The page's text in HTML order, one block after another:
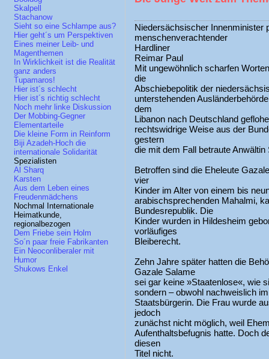
Skalpell
Stachanow
Sieht so eine Schlampe aus?
Hier geht´s um Perspektiven
Eines meiner Leib- und
Magenthemen
In Wirklichkeit ist die Realität
ganz anders
Tupamaros!
Hier ist´s schlecht
Hier ist´s richtig schlecht
Noch mehr linke Diskussion
Der Mobbing-Gegner
Elementarteile
Die kleine Form in Reinform
Biji Azadeh-Hoch die
internationale Solidarität
Spezialisten
Al Sharq
Karsten
Aus dem Leben eines
Freudenmädchens
Nochmal Internationale
Heimatkunde,
regionalbezogen
Dem Friebe sein Holm
So´n paar freie Fabrikanten
Ein Neoconliberaler mit
Humor
Shukows Enkel
Niedersächsischer Innenminister
menschenverachtender
Hardliner
Reimar Paul
Mit ungewöhnlich scharfen
die
Abschiebepolitik der
unterstehenden
dem
Libanon nach Deutschland
rechtswidrige Weise aus der
gestern
die mit dem Fall betraute Anwältin
Betroffen sind die Eheleute
vier
Kinder im Alter von einem bis
arabischsprechenden Mahalmi,
Bundesrepublik. Die
Kinder wurden in Hildesheim
vorläufiges
Bleiberecht.
Zehn Jahre später hatten die
Gazale Salame
sei gar keine »Staatenlose«, wie
sondern – obwohl nachweislich
Staatsbürgerin. Die Frau wurde
jedoch
zunächst nicht möglich, weil
Aufenthaltsbefugnis hatte. Doch
diesen
Titel nicht.